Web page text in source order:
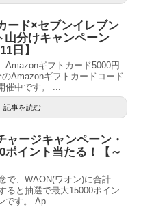
ード×セブンイレブン
山分けキャンペーン
日】
Amazonギフトカード5000円
Amazonギフトカードコード
催中です。 ...
記事を読む
ャージキャンペーン・
ポイント当たる！【～
で、WAON(ワオン)に合計
ると抽選で最大15000ポイン
です。 Ap...